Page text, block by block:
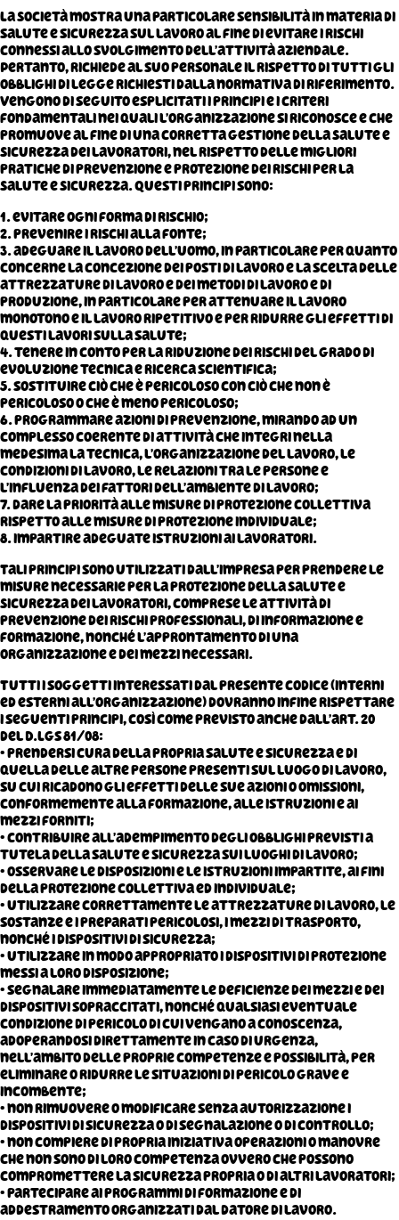
La Società mostra una particolare sensibilità in materia di
salute e sicurezza sul lavoro al fine di evitare i rischi
connessi allo svolgimento dell’attività aziendale.
Pertanto, richiede al suo personale il rispetto di tutti gli
obblighi di legge richiesti dalla normativa di riferimento.
Vengono di seguito esplicitati i principi e i criteri
fondamentali nei quali l’organizzazione si riconosce e che
promuove al fine di una corretta gestione della Salute e
Sicurezza dei lavoratori, nel rispetto delle migliori
pratiche di prevenzione e protezione dei rischi per la
Salute e Sicurezza. Questi principi sono:
1. evitare ogni forma di rischio;
2. prevenire i rischi alla fonte;
3. adeguare il lavoro dell’uomo, in particolare per quanto
concerne la concezione dei posti di lavoro e la scelta delle
attrezzature di lavoro e dei metodi di lavoro e di
produzione, in particolare per attenuare il lavoro
monotono e il lavoro ripetitivo e per ridurre gli effetti di
questi lavori sulla salute;
4. tenere in conto per la riduzione dei rischi del grado di
evoluzione tecnica e ricerca scientifica;
5. sostituire ciò che è pericoloso con ciò che non è
pericoloso o che è meno pericoloso;
6. programmare azioni di prevenzione, mirando ad un
complesso coerente di attività che integri nella
medesima la tecnica, l’organizzazione del lavoro, le
condizioni di lavoro, le relazioni tra le persone e
l’influenza dei fattori dell’ambiente di lavoro;
7. dare la priorità alle misure di protezione collettiva
rispetto alle misure di protezione individuale;
8. impartire adeguate istruzioni ai lavoratori.
Tali principi sono utilizzati dall’impresa per prendere le
misure necessarie per la protezione della Salute e
Sicurezza dei lavoratori, comprese le attività di
prevenzione dei rischi professionali, di informazione e
formazione, nonché l’approntamento di una
organizzazione e dei mezzi necessari.
Tutti i soggetti interessati dal presente codice (interni
ed esterni all’organizzazione) dovranno infine rispettare
i seguenti principi, così come previsto anche dall’art. 20
del D.Lgs 81/08:
• prendersi cura della propria salute e sicurezza e di
quella delle altre persone presenti sul luogo di lavoro,
su cui ricadono gli effetti delle sue azioni o omissioni,
conformemente alla formazione, alle istruzioni e ai
mezzi forniti;
• contribuire all’adempimento degli obblighi previsti a
tutela della salute e sicurezza sui luoghi di lavoro;
• osservare le disposizioni e le istruzioni impartite, ai fini
della protezione collettiva ed individuale;
• utilizzare correttamente le attrezzature di lavoro, le
sostanze e i preparati pericolosi, i mezzi di trasporto,
nonché i dispositivi di sicurezza;
• utilizzare in modo appropriato i dispositivi di protezione
messi a loro disposizione;
• segnalare immediatamente le deficienze dei mezzi e dei
dispositivi sopraccitati, nonché qualsiasi eventuale
condizione di pericolo di cui vengano a conoscenza,
adoperandosi direttamente in caso di urgenza,
nell’ambito delle proprie competenze e possibilità, per
eliminare o ridurre le situazioni di pericolo grave e
incombente;
• non rimuovere o modificare senza autorizzazione i
dispositivi di sicurezza o di segnalazione o di controllo;
• non compiere di propria iniziativa operazioni o manovre
che non sono di loro competenza ovvero che possono
compromettere la sicurezza propria o di altri lavoratori;
• partecipare ai programmi di formazione e di
addestramento organizzati dal datore di lavoro.